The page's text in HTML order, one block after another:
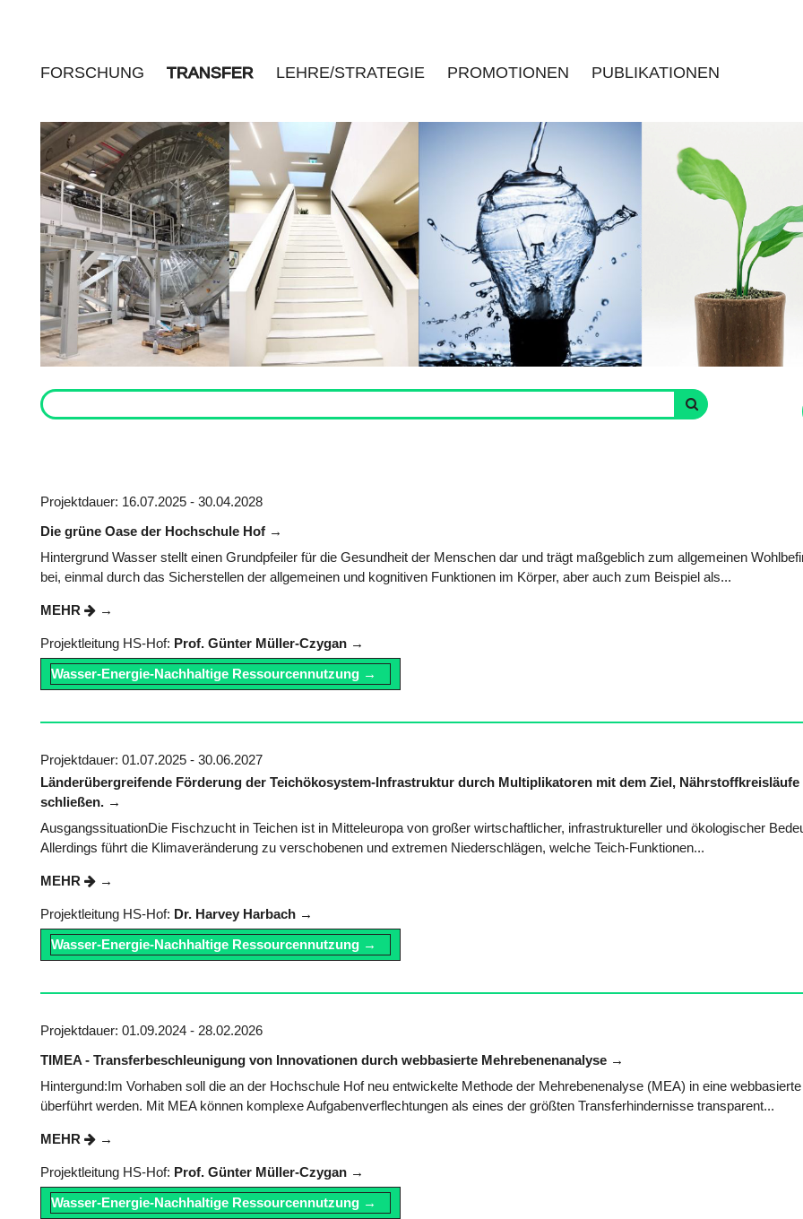
FORSCHUNG TRANSFER LEHRE/STRATEGIE PROMOTIONEN PUBLIKATIONEN
Projektdauer: 16.07.2025 - 30.04.2028
Die grüne Oase der Hochschule Hof
Hintergrund Wasser stellt einen Grundpfeiler für die Gesundheit der Menschen dar und trägt maßgeblich zum allgemeinen
bei, einmal durch das Sicherstellen der allgemeinen und kognitiven Funktionen im Körper, aber auch zum Beispiel als...
MEHR
Projektleitung HS-Hof: Prof. Günter Müller-Czygan
Wasser-Energie-Nachhaltige Ressourcennutzung
Projektdauer: 01.07.2025 - 30.06.2027
Länderübergreifende Förderung der Teichökosystem-Infrastruktur durch Multiplikatoren mit dem Ziel, Nährstoffkreisläufe
schließen.
AusgangssituationDie Fischzucht in Teichen ist in Mitteleuropa von großer wirtschaftlicher, infrastruktureller und ökologischer
Allerdings führt die Klimaveränderung zu verschobenen und extremen Niederschlägen, welche Teich-Funktionen...
MEHR
Projektleitung HS-Hof: Dr. Harvey Harbach
Wasser-Energie-Nachhaltige Ressourcennutzung
Projektdauer: 01.09.2024 - 28.02.2026
TIMEA - Transferbeschleunigung von Innovationen durch webbasierte Mehrebenenanalyse
Hintergund:Im Vorhaben soll die an der Hochschule Hof neu entwickelte Methode der Mehrebenenalyse (MEA) in eine
überführt werden. Mit MEA können komplexe Aufgabenverflechtungen als eines der größten Transferhindernisse transparent...
MEHR
Projektleitung HS-Hof: Prof. Günter Müller-Czygan
Wasser-Energie-Nachhaltige Ressourcennutzung